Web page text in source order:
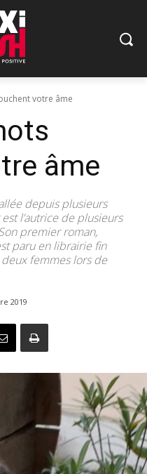
votre âme
âme
depuis plusieurs
l’autrice de plusieurs
premier roman,
paru en librairie fin
femmes lors de
2019